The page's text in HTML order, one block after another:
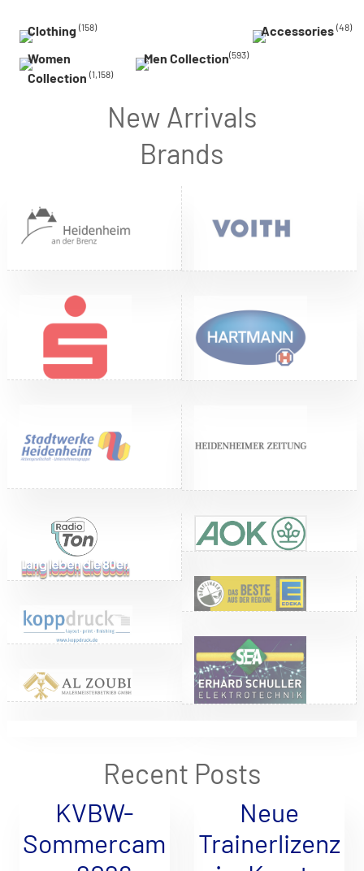
Clothing (158) Accessories (48)
Women
Collection (1,158)
Men Collection(593)
New Arrivals
Brands
Recent Posts
KVBW-
Sommercam
Neue
Trainerlizenz